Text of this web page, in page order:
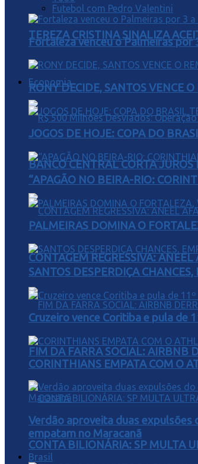
TEREZA CRISTINA SINALIZA
Economia
BANCO CENTRAL CORTA
CONTAGEM REGRESSIVA:
FIM DA FARRA SOCIAL: AIRBNB
CONTA BILIONÁRIA: SP MULTA
Futebol com Pedro Valentini
Fortaleza venceu o Palmeiras por
RONY DECIDE, SANTOS VENCE
JOGOS DE HOJE: COPA DO
“APAGÃO NO BEIRA-RIO:
PALMEIRAS DOMINA O
SANTOS DESPERDIÇA
Cruzeiro vence Coritiba e pula de
CORINTHIANS EMPATA COM O
Verdão aproveita duas expulsões
empatam no Maracanã
Brasil